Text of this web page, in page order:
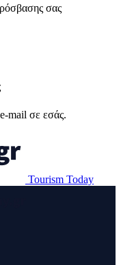
σας
mail σε εσάς.
Tourism Today